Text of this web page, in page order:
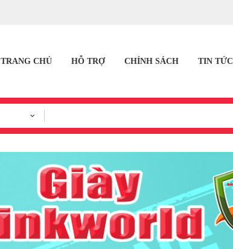
TRANG CHỦ HỖ TRỢ CHÍNH SÁCH TIN TỨC